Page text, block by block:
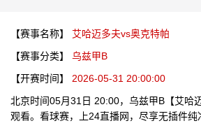
【赛事名称】
艾哈迈多夫vs奥克特帕
【赛事分类】
乌兹甲B
【开赛时间】
2026-05-31 20:00:00
北京时间05月31日 20:00，乌兹甲B【艾哈
观看。看球赛，上24直播网，尽享无插件纯